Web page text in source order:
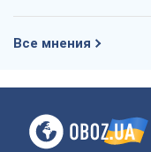
Все мнения